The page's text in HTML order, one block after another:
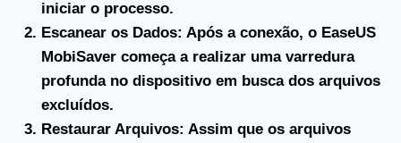
iniciar o processo.
Escanear os Dados: Após a conexão, o EaseUS
MobiSaver começa a realizar uma varredura
profunda no dispositivo em busca dos arquivos
excluídos.
Restaurar Arquivos: Assim que os arquivos